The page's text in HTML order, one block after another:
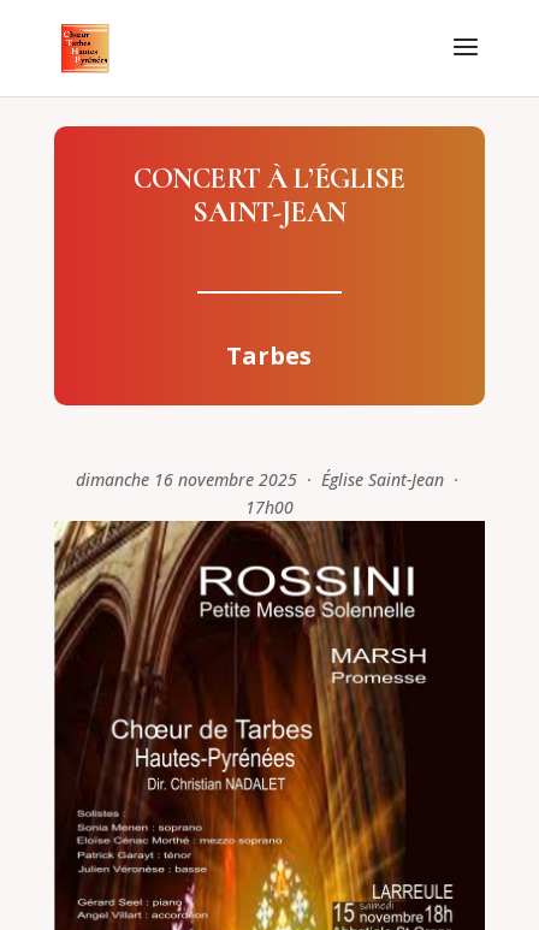
CONCERT À L’ÉGLISE
SAINT-JEAN
Tarbes
dimanche 16 novembre 2025 · Église Saint-Jean ·
17h00